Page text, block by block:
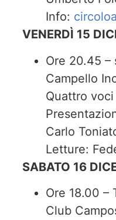
Info:
VENERDÌ 15
Ore 20.45 –
Campello
Quattro
Carlo
Letture:
SABATO 16
Ore 18.00 –
Club